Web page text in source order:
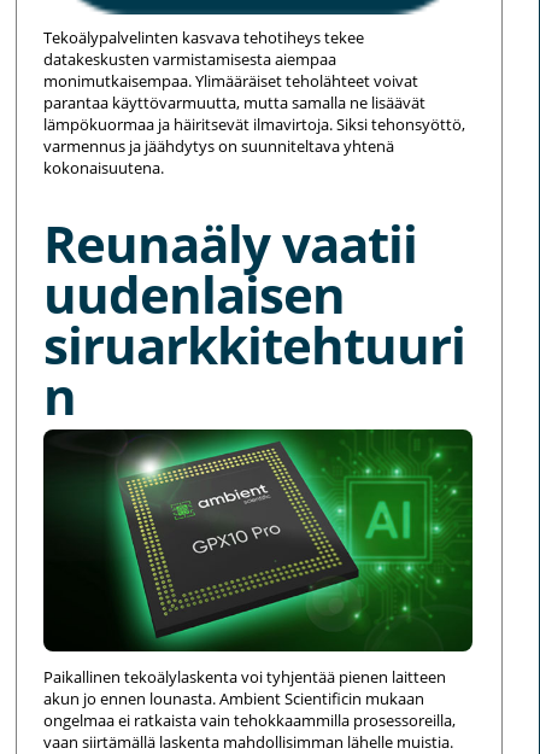
Tekoälypalvelinten kasvava tehotiheys tekee
datakeskusten varmistamisesta aiempaa
monimutkaisempaa. Ylimääräiset teholähteet voivat
parantaa käyttövarmuutta, mutta samalla ne lisäävät
lämpökuormaa ja häiritsevät ilmavirtoja. Siksi tehonsyöttö,
varmennus ja jäähdytys on suunniteltava yhtenä
kokonaisuutena.
Reunaäly vaatii
uudenlaisen
siruarkkitehtuuri
n
Paikallinen tekoälylaskenta voi tyhjentää pienen laitteen
akun jo ennen lounasta. Ambient Scientificin mukaan
ongelmaa ei ratkaista vain tehokkaammilla prosessoreilla,
vaan siirtämällä laskenta mahdollisimman lähelle muistia.